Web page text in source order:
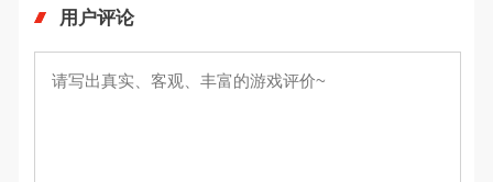
用户评论